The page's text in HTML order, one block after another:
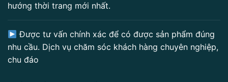
hướng thời trang mới nhất.
Được tư vấn chính xác để có được sản phẩm đúng
nhu cầu. Dịch vụ chăm sóc khách hàng chuyên nghiệp,
chu đáo